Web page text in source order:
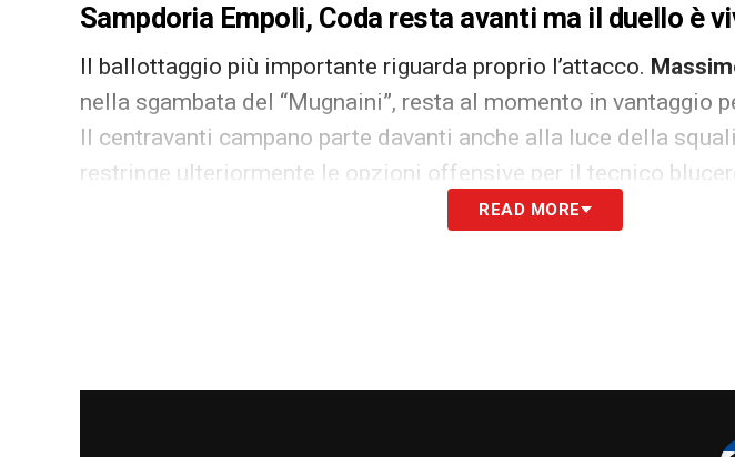
Sampdoria Empoli, Coda resta avanti ma il duello è
Il ballottaggio più importante riguarda proprio l’attacco.
nella sgambata del “Mugnaini”, resta al momento in vantaggio
Il centravanti campano parte davanti anche alla luce della
restringe ulteriormente le opzioni offensive per il tecnico
Sampdoria Empoli, sfida da non fallire per la salvezza
certezze a una squadra che continua a muoversi sul filo del
READ MORE